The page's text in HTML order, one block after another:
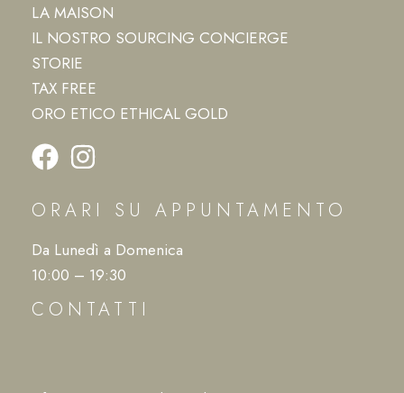
LA MAISON
IL NOSTRO SOURCING CONCIERGE
STORIE
TAX FREE
ORO ETICO ETHICAL GOLD
ORARI SU APPUNTAMENTO
Da Lunedì a Domenica
10:00 – 19:30
CONTATTI